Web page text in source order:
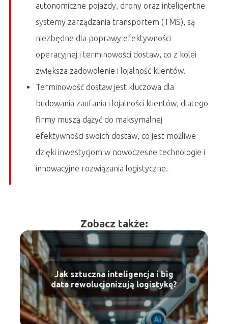
autonomiczne pojazdy, drony oraz inteligentne
systemy zarządzania transportem (TMS), są
niezbędne dla poprawy efektywności
operacyjnej i terminowości dostaw, co z kolei
zwiększa zadowolenie i lojalność klientów.
Terminowość dostaw jest kluczowa dla
budowania zaufania i lojalności klientów, dlatego
firmy muszą dążyć do maksymalnej
efektywności swoich dostaw, co jest możliwe
dzięki inwestycjom w nowoczesne technologie i
innowacyjne rozwiązania logistyczne.
Zobacz także:
Jak sztuczna inteligencja i big
data rewolucjonizują logistykę?